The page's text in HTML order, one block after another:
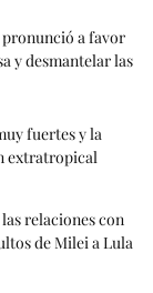
a favor
y desmantelar las
fuertes y la
extratropical
relaciones con
de Milei a Lula